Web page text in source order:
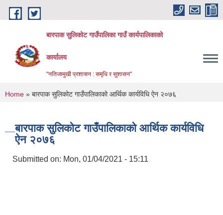
Skip to main content
बारपाक सुलिकोट गाउँपालिका गाउँ कार्यपालिकाको
कार्यालय
"नतिजामुखी प्रशासन : समृधि र सुशासन"
You are here
Home » बारपाक सुलिकोट गाउँपालिकाको आर्थिक कार्यविधि ऐन २०७६
बारपाक सुलिकोट गाउँपालिकाको आर्थिक कार्यविधि
ऐन २०७६
Submitted on: Mon, 01/04/2021 - 15:11